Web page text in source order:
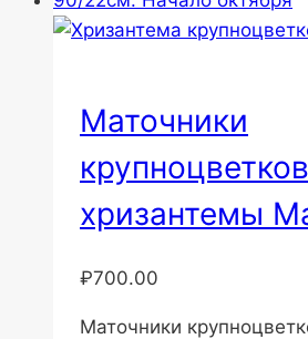
Маточники
хризантемы
₽700.00
Маточники